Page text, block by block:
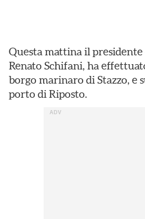
Questa mattina il presidente
Renato Schifani, ha
borgo marinaro di Stazzo, e
porto di Riposto.